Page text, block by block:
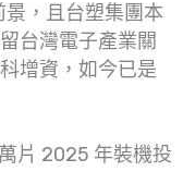
，且台塑集團本
台灣電子產業關
增資，如今已是
片 2025 年裝機投